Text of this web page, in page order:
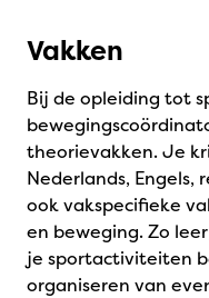
Vakken
Bij de opleiding tot
theorievakken. Je
Nederlands, Engels,
ook vakspecifieke
en beweging. Zo
je sportactiviteiten
organiseren van